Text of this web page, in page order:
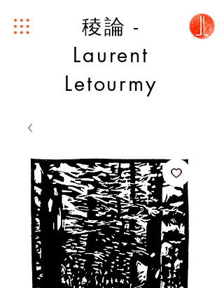
稜論 -
Laurent
Letourmy